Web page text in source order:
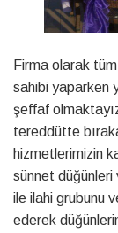
Firma olarak
sahibi yaparken
şeffaf
tereddütte
hizmetlerimizin
sünnet düğünleri
ile ilahi grubunu
ederek